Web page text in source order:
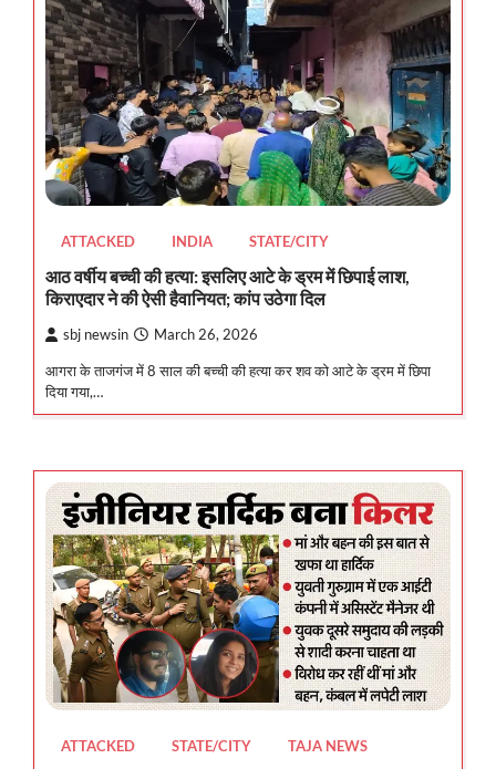
ATTACKED INDIA STATE/CITY
आठ वर्षीय बच्ची की हत्या: इसलिए आटे के ड्रम में छिपाई लाश,
किराएदार ने की ऐसी हैवानियत; कांप उठेगा दिल
sbj newsin March 26, 2026
आगरा के ताजगंज में 8 साल की बच्ची की हत्या कर शव को आटे के ड्रम में छिपा
दिया गया,…
ATTACKED STATE/CITY TAJA NEWS